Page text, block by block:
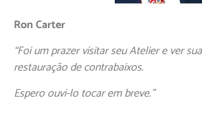
Ron Carter
“Foi um prazer visitar seu Atelier e ver
restauração de contrabaixos.
Espero ouvi-lo tocar em breve.”